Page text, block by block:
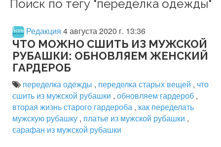
Поиск по тегу "переделка одежды"
Редакция 4 августа 2020 г. 13:36
ЧТО МОЖНО СШИТЬ ИЗ МУЖСКОЙ
РУБАШКИ: ОБНОВЛЯЕМ ЖЕНСКИЙ
ГАРДЕРОБ
переделка одежды , переделка старых вещей , что
сшить из мужской рубашки , обновляем гардероб ,
вторая жизнь старого гардероба , как переделать
мужскую рубашку , платье из мужской рубашки ,
сарафан из мужской рубашки